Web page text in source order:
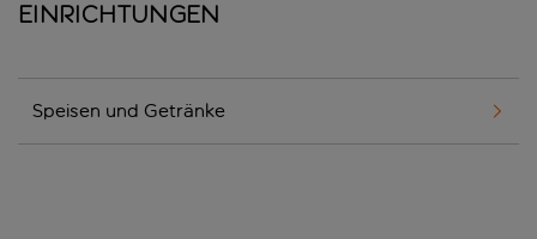
Einrichtungen
Speisen und Getränke